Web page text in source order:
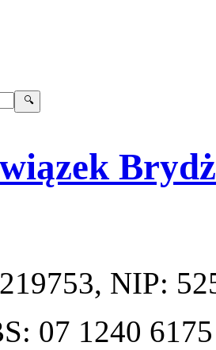
, NIP:
07 1240